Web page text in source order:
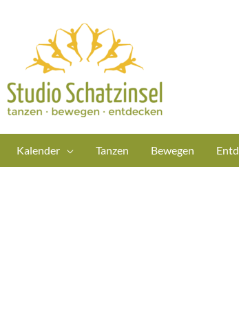
Kalender Tanzen Bewegen